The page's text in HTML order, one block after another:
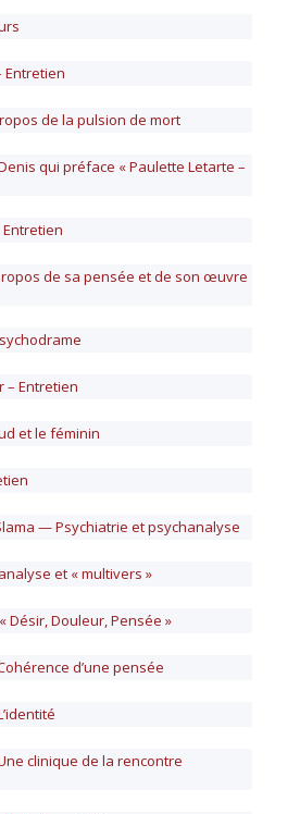
Entretien
de la pulsion de mort
qui préface « Paulette Letarte –
de sa pensée et de son œuvre
– Entretien
et le féminin
— Psychiatrie et psychanalyse
et « multivers »
Désir, Douleur, Pensée »
d’une pensée
clinique de la rencontre